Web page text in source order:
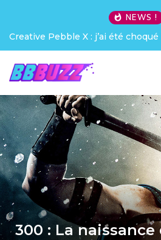
NEWS !
Creative Pebble X : j’ai été choqué
300 : La naissance